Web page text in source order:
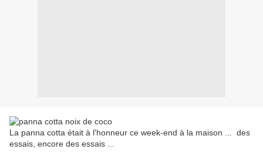
La panna cotta était à l'honneur ce week-end à la maison ... des
essais, encore des essais ...